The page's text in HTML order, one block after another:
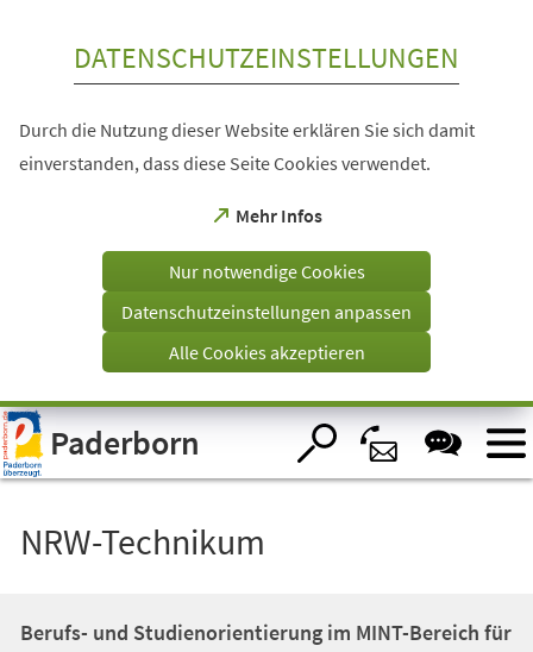
Visuelle
Assistenzsoftware
öffnen.
DATENSCHUTZEINSTELLUNGEN
Durch die Nutzung dieser Website erklären Sie sich damit
einverstanden, dass diese Seite Cookies verwendet.
Mehr Infos
(Öffnet
einem
Tab)
Nur notwendige Cookies
Datenschutzeinstellungen anpassen
Alle Cookies akzeptieren
Paderborn
NRW-Technikum
Berufs- und Studienorientierung im MINT-Bereich für